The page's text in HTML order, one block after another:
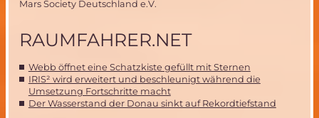
Mars Society Deutschland e.V.
RAUMFAHRER.NET
Webb öffnet eine Schatzkiste gefüllt mit Sternen
IRIS² wird erweitert und beschleunigt während die
Umsetzung Fortschritte macht
Der Wasserstand der Donau sinkt auf Rekordtiefstand